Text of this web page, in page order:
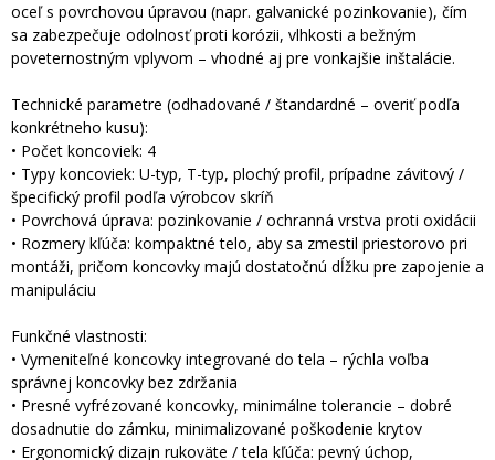
oceľ s povrchovou úpravou (napr. galvanické pozinkovanie), čím
sa zabezpečuje odolnosť proti korózii, vlhkosti a bežným
poveternostným vplyvom – vhodné aj pre vonkajšie inštalácie.
Technické parametre (odhadované / štandardné – overiť podľa
konkrétneho kusu):
• Počet koncoviek: 4
• Typy koncoviek: U-typ, T-typ, plochý profil, prípadne závitový /
špecifický profil podľa výrobcov skríň
• Povrchová úprava: pozinkovanie / ochranná vrstva proti oxidácii
• Rozmery kľúča: kompaktné telo, aby sa zmestil priestorovo pri
montáži, pričom koncovky majú dostatočnú dĺžku pre zapojenie a
manipuláciu
Funkčné vlastnosti:
• Vymeniteľné koncovky integrované do tela – rýchla voľba
správnej koncovky bez zdržania
• Presné vyfrézované koncovky, minimálne tolerancie – dobré
dosadnutie do zámku, minimalizované poškodenie krytov
• Ergonomický dizajn rukoväte / tela kľúča: pevný úchop,